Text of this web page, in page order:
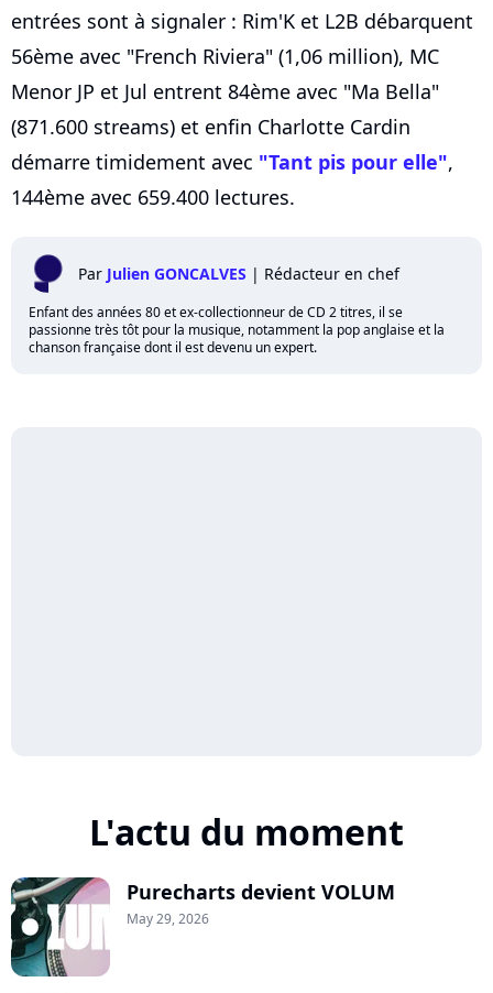
entrées sont à signaler : Rim'K et L2B débarquent
56ème avec "French Riviera" (1,06 million), MC
Menor JP et Jul entrent 84ème avec "Ma Bella"
(871.600 streams) et enfin Charlotte Cardin
démarre timidement avec "Tant pis pour elle",
144ème avec 659.400 lectures.
Par Julien GONCALVES | Rédacteur en chef
Enfant des années 80 et ex-collectionneur de CD 2 titres, il se
passionne très tôt pour la musique, notamment la pop anglaise et la
chanson française dont il est devenu un expert.
L'actu du moment
Purecharts devient VOLUM
May 29, 2026